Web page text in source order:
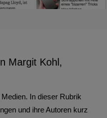
Margit Kohl,
In dieser Rubrik
und ihre Autoren kurz